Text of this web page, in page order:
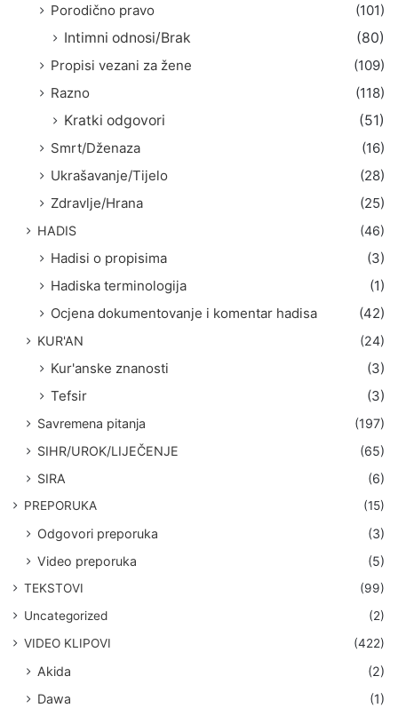
Porodično pravo
(101)
Intimni odnosi/Brak
(80)
Propisi vezani za žene
(109)
Razno
(118)
Kratki odgovori
(51)
Smrt/Dženaza
(16)
Ukrašavanje/Tijelo
(28)
Zdravlje/Hrana
(25)
HADIS (46)
Hadisi o propisima
(3)
Hadiska terminologija
(1)
Ocjena dokumentovanje i komentar hadisa
(42)
KUR'AN (24)
Kur'anske znanosti
(3)
Tefsir
(3)
Savremena pitanja
(197)
SIHR/UROK/LIJEČENJE
(65)
SIRA
(6)
PREPORUKA (15)
Odgovori preporuka
(3)
Video preporuka
(5)
TEKSTOVI
(99)
Uncategorized
(2)
VIDEO KLIPOVI
(422)
Akida
(2)
Dawa
(1)